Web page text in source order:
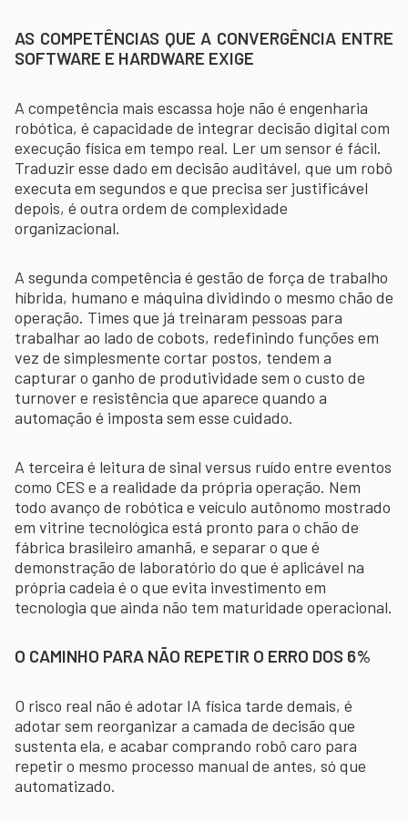
AS COMPETÊNCIAS QUE A CONVERGÊNCIA ENTRE
SOFTWARE E HARDWARE EXIGE
A competência mais escassa hoje não é engenharia
robótica, é capacidade de integrar decisão digital com
execução física em tempo real. Ler um sensor é fácil.
Traduzir esse dado em decisão auditável, que um robô
executa em segundos e que precisa ser justificável
depois, é outra ordem de complexidade
organizacional.
A segunda competência é gestão de força de trabalho
híbrida, humano e máquina dividindo o mesmo chão de
operação. Times que já treinaram pessoas para
trabalhar ao lado de cobots, redefinindo funções em
vez de simplesmente cortar postos, tendem a
capturar o ganho de produtividade sem o custo de
turnover e resistência que aparece quando a
automação é imposta sem esse cuidado.
A terceira é leitura de sinal versus ruído entre eventos
como CES e a realidade da própria operação. Nem
todo avanço de robótica e veículo autônomo mostrado
em vitrine tecnológica está pronto para o chão de
fábrica brasileiro amanhã, e separar o que é
demonstração de laboratório do que é aplicável na
própria cadeia é o que evita investimento em
tecnologia que ainda não tem maturidade operacional.
O CAMINHO PARA NÃO REPETIR O ERRO DOS 6%
O risco real não é adotar IA física tarde demais, é
adotar sem reorganizar a camada de decisão que
sustenta ela, e acabar comprando robô caro para
repetir o mesmo processo manual de antes, só que
automatizado.